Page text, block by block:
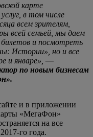
карте
в том числе
всем зрителям,
всей семьей, мы даем
и посмотреть
Истории», но и все
и январе», —
по новым бизнесам
и в приложении
«МегаФон»
на все
го года.